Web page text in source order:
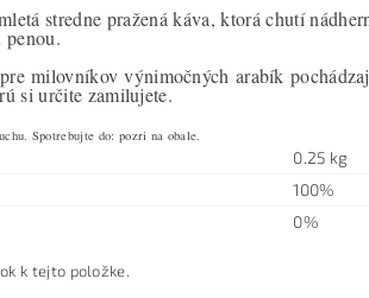
stredne pražená káva, ktorá chutí
penou.
milovníkov výnimočných arabík
si určite zamilujete.
Spotrebujte do: pozri na obale.
0.25 kg
100%
0%
k tejto položke.